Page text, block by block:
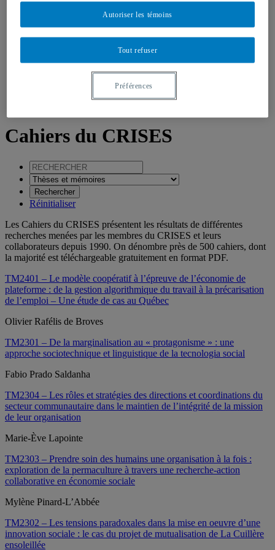
Publications des membres
Cahiers du CRISES
Autres Publications
Cahiers du CRISES
Réinitialiser
Les Cahiers du CRISES présentent les résultats de différentes
recherches menées par les membres du CRISES et leurs
collaborateurs depuis 1990. On dénombre près de 500 cahiers, dont
la majorité est téléchargeable gratuitement en format PDF.
TM2401 – Le modèle coopératif à l’épreuve de l’économie de
plateforme : de la gestion algorithmique du travail à la précarisation
de l’emploi – Une étude de cas au Québec
Olivier Rafélis de Broves
TM2301 – De la marginalisation au « protagonisme » : une
approche sociotechnique et linguistique de la tecnologia social
Fabio Prado Saldanha
TM2304 – Les rôles et stratégies des directions et coordinations du
secteur communautaire dans le maintien de l’intégrité de la mission
de leur organisation
Marie-Ève Lapointe
TM2303 – Prendre soin des humains une organisation à la fois :
exploration de la permaculture à travers une recherche-action
collaborative en économie sociale
Mylène Pinard-L’Abbée
TM2302 – Les tensions paradoxales dans la mise en oeuvre d’une
innovation sociale : le cas du projet de mutualisation de La Cuillère
ensoleillée
Tout refuser
Autoriser les témoins
Préférences